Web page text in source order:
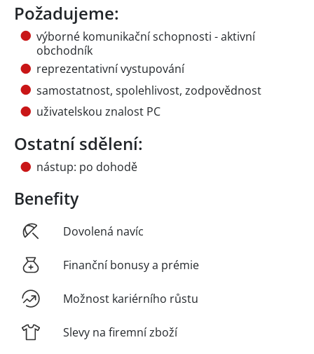
Požadujeme:
výborné komunikační schopnosti - aktivní
obchodník
reprezentativní vystupování
samostatnost, spolehlivost, zodpovědnost
uživatelskou znalost PC
Ostatní sdělení:
nástup: po dohodě
Benefity
Dovolená navíc
Finanční bonusy a prémie
Možnost kariérního růstu
Slevy na firemní zboží